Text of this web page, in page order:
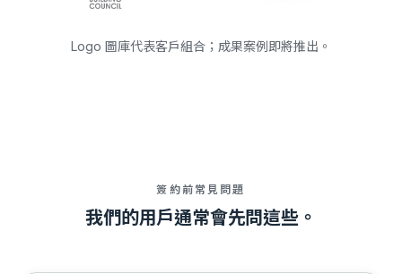
Logo 圖庫代表客戶組合；成果案例即將推出。
簽約前常見問題
我們的用戶通常會先問這些。